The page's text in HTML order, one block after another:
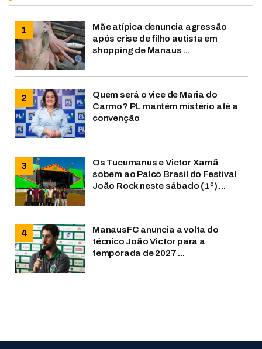
Mãe atípica denuncia agressão
após crise de filho autista em
shopping de Manaus ...
Quem será o vice de Maria do
Carmo? PL mantém mistério até a
convenção
Os Tucumanus e Victor Xamã
sobem ao Palco Brasil do Festival
João Rock neste sábado (1º) ...
ManausFC anuncia a volta do
técnico João Victor para a
temporada de 2027 ...